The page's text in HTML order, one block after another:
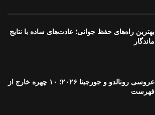
بهترین راه‌های حفظ جوانی؛ عادت‌های ساده با نتایج
ماندگار
عروسی رونالدو و جورجینا ۲۰۲۶؛ ۱۰ چهره خارج از
فهرست